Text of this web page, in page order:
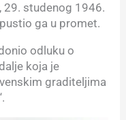
29. studenog 1946.
ga u promet.
odluku o
koja je
graditeljima